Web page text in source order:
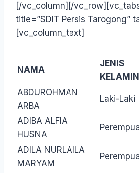
[/vc_column][/
title=”SDIT Persis Tarogong”
[vc_column_text]
NAMA
JENIS
KELAMIN
ABDUROHMAN
ARBA
Laki-Laki
ADIBA ALFIA
HUSNA
ADILA NURLAILA
MARYAM